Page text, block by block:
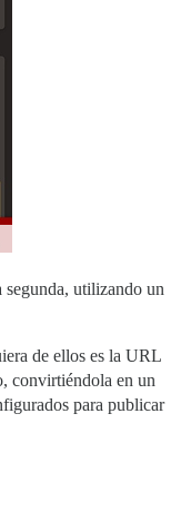
segunda, utilizando un
de ellos es la URL
convirtiéndola en un
para publicar